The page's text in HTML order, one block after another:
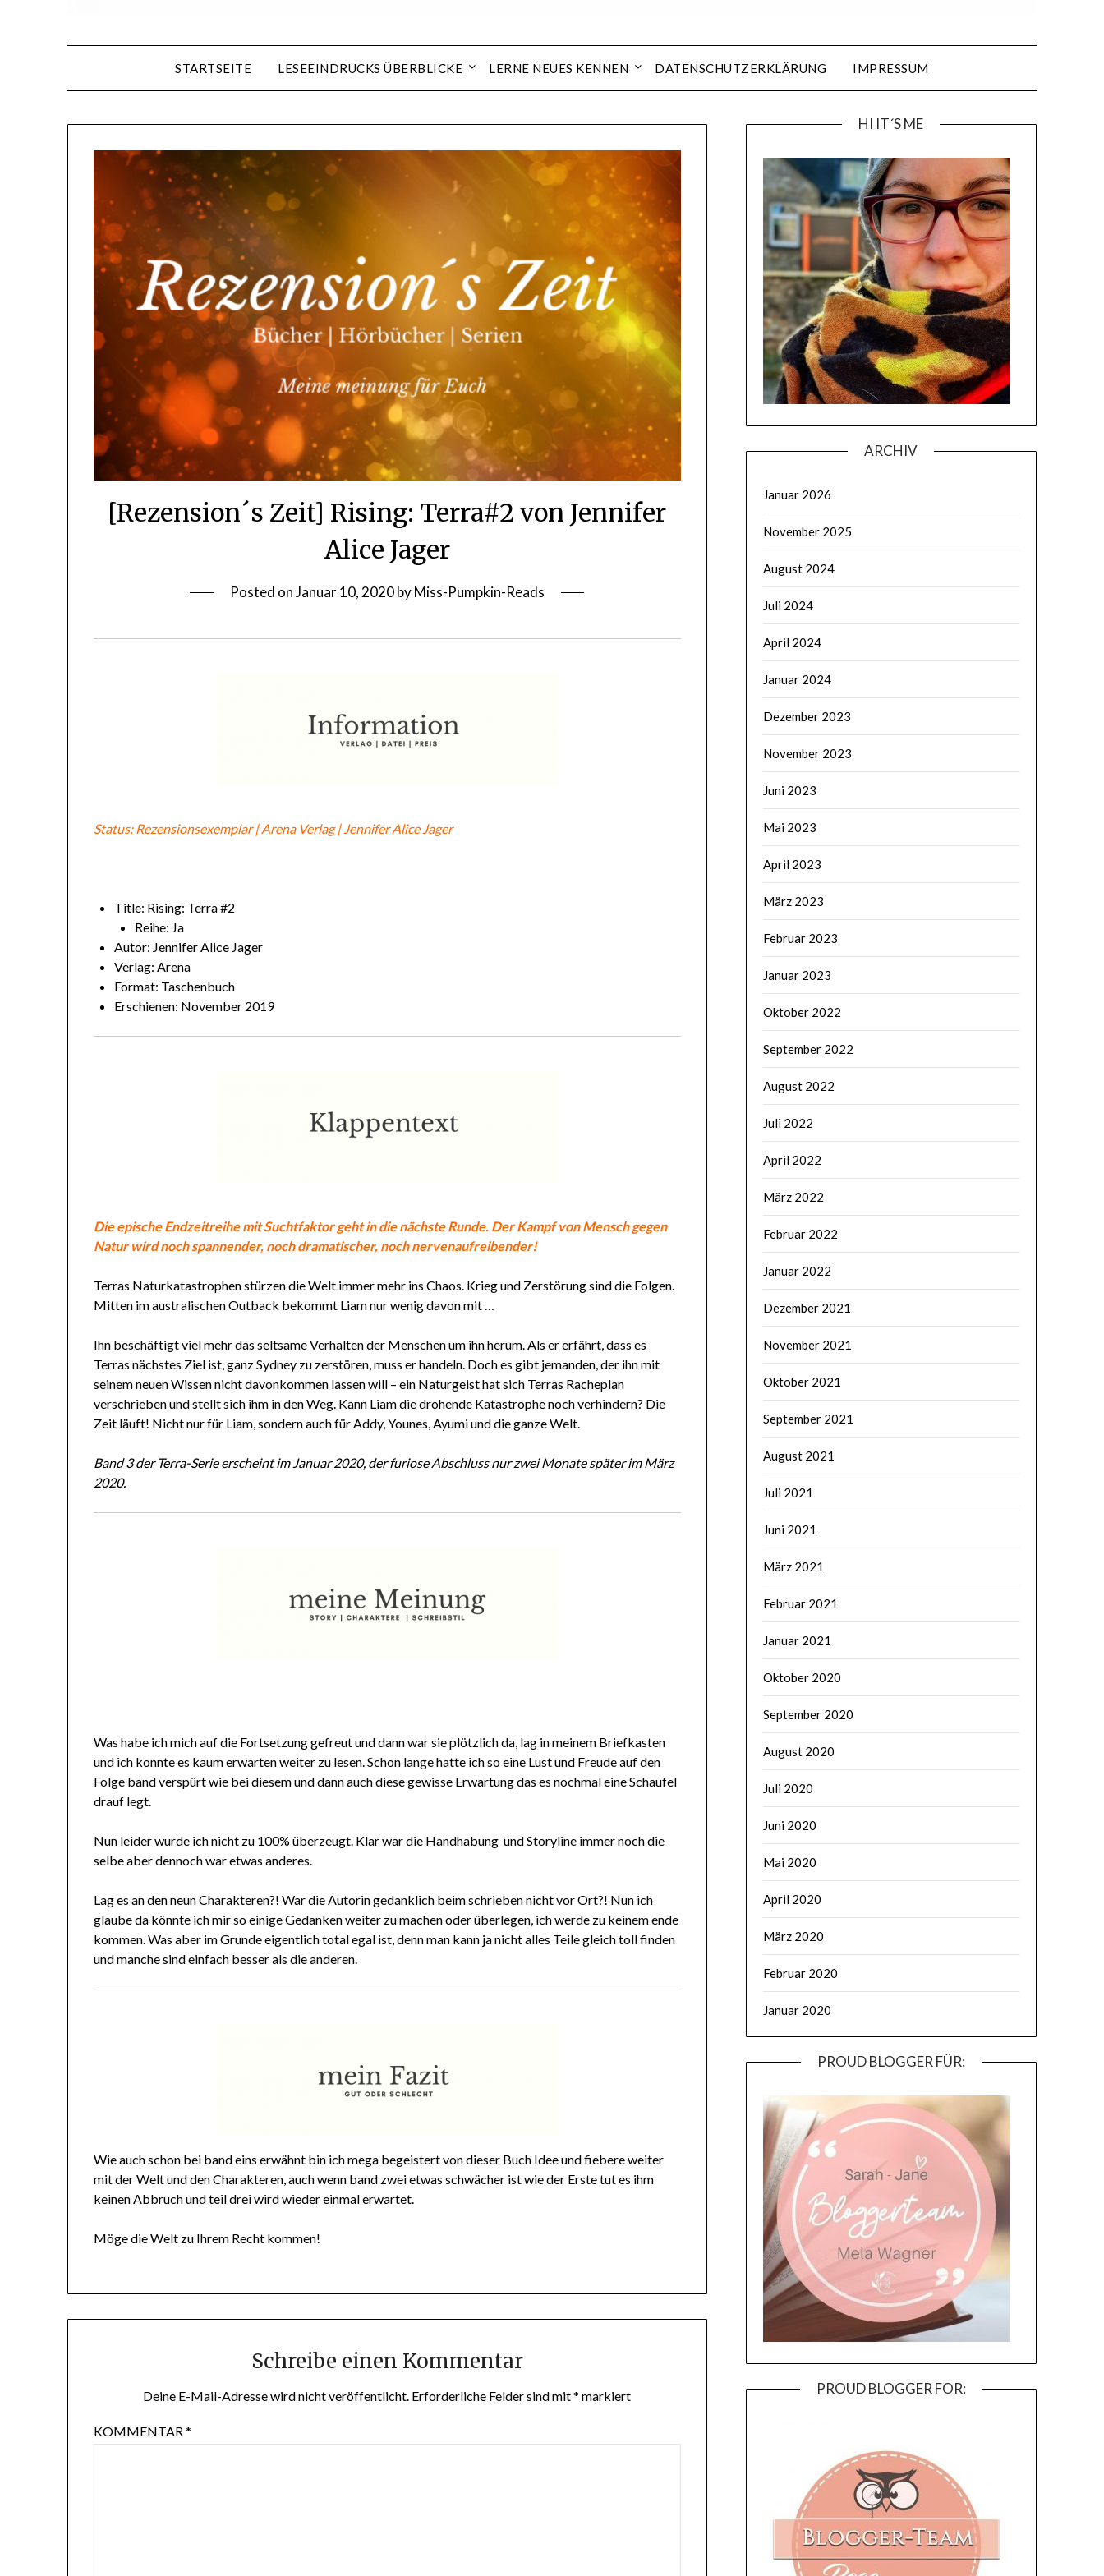
STARTSEITE LESEEINDRUCKS ÜBERBLICKE LERNE NEUES KENNEN DATENSCHUTZERKLÄRUNG IMPRESSUM
[Rezension´s Zeit] Rising: Terra#2 von Jennifer
Alice Jager
Posted onJanuar 10, 2020byMiss-Pumpkin-Reads
Status: Rezensionsexemplar | Arena Verlag | Jennifer Alice Jager
Title: Rising: Terra #2
Reihe: Ja
Autor: Jennifer Alice Jager
Verlag: Arena
Format: Taschenbuch
Erschienen: November 2019
Die epische Endzeitreihe mit Suchtfaktor geht in die nächste Runde. Der Kampf von Mensch gegen
Natur wird noch spannender, noch dramatischer, noch nervenaufreibender!
Terras Naturkatastrophen stürzen die Welt immer mehr ins Chaos. Krieg und Zerstörung sind die Folgen.
Mitten im australischen Outback bekommt Liam nur wenig davon mit …
Ihn beschäftigt viel mehr das seltsame Verhalten der Menschen um ihn herum. Als er erfährt, dass es
Terras nächstes Ziel ist, ganz Sydney zu zerstören, muss er handeln. Doch es gibt jemanden, der ihn mit
seinem neuen Wissen nicht davonkommen lassen will – ein Naturgeist hat sich Terras Racheplan
verschrieben und stellt sich ihm in den Weg. Kann Liam die drohende Katastrophe noch verhindern? Die
Zeit läuft! Nicht nur für Liam, sondern auch für Addy, Younes, Ayumi und die ganze Welt.
Band 3 der Terra-Serie erscheint im Januar 2020, der furiose Abschluss nur zwei Monate später im März
2020.
Was habe ich mich auf die Fortsetzung gefreut und dann war sie plötzlich da, lag in meinem Briefkasten
und ich konnte es kaum erwarten weiter zu lesen. Schon lange hatte ich so eine Lust und Freude auf den
Folge band verspürt wie bei diesem und dann auch diese gewisse Erwartung das es nochmal eine Schaufel
drauf legt.
Nun leider wurde ich nicht zu 100% überzeugt. Klar war die Handhabung und Storyline immer noch die
selbe aber dennoch war etwas anderes.
Lag es an den neun Charakteren?! War die Autorin gedanklich beim schrieben nicht vor Ort?! Nun ich
glaube da könnte ich mir so einige Gedanken weiter zu machen oder überlegen, ich werde zu keinem ende
kommen. Was aber im Grunde eigentlich total egal ist, denn man kann ja nicht alles Teile gleich toll finden
und manche sind einfach besser als die anderen.
Wie auch schon bei band eins erwähnt bin ich mega begeistert von dieser Buch Idee und fiebere weiter
mit der Welt und den Charakteren, auch wenn band zwei etwas schwächer ist wie der Erste tut es ihm
keinen Abbruch und teil drei wird wieder einmal erwartet.
Möge die Welt zu Ihrem Recht kommen!
Schreibe einen Kommentar
Deine E-Mail-Adresse wird nicht veröffentlicht. Erforderliche Felder sind mit* markiert
KOMMENTAR*
HI IT´S ME
ARCHIV
Januar 2026
November 2025
August 2024
Juli 2024
April 2024
Januar 2024
Dezember 2023
November 2023
Juni 2023
Mai 2023
April 2023
März 2023
Februar 2023
Januar 2023
Oktober 2022
September 2022
August 2022
Juli 2022
April 2022
März 2022
Februar 2022
Januar 2022
Dezember 2021
November 2021
Oktober 2021
September 2021
August 2021
Juli 2021
Juni 2021
März 2021
Februar 2021
Januar 2021
Oktober 2020
September 2020
August 2020
Juli 2020
Juni 2020
Mai 2020
April 2020
März 2020
Februar 2020
Januar 2020
PROUD BLOGGER FÜR:
PROUD BLOGGER FOR: